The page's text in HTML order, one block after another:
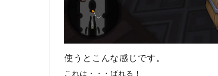
使うとこんな感じです。
これは・・・ばれる！